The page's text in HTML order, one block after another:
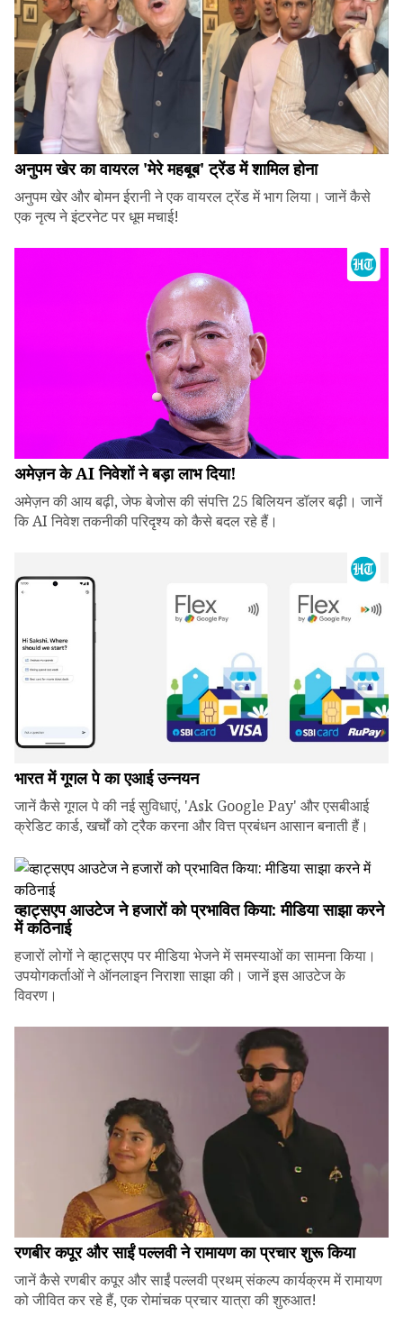
अनुपम खेर का वायरल 'मेरे महबूब' ट्रेंड में शामिल होना
अनुपम खेर और बोमन ईरानी ने एक वायरल ट्रेंड में भाग लिया। जानें कैसे
एक नृत्य ने इंटरनेट पर धूम मचाई!
अमेज़न के AI निवेशों ने बड़ा लाभ दिया!
अमेज़न की आय बढ़ी, जेफ बेजोस की संपत्ति 25 बिलियन डॉलर बढ़ी। जानें
कि AI निवेश तकनीकी परिदृश्य को कैसे बदल रहे हैं।
भारत में गूगल पे का एआई उन्नयन
जानें कैसे गूगल पे की नई सुविधाएं, 'Ask Google Pay' और एसबीआई
क्रेडिट कार्ड, खर्चों को ट्रैक करना और वित्त प्रबंधन आसान बनाती हैं।
व्हाट्सएप आउटेज ने हजारों को प्रभावित किया: मीडिया साझा करने
में कठिनाई
हजारों लोगों ने व्हाट्सएप पर मीडिया भेजने में समस्याओं का सामना किया।
उपयोगकर्ताओं ने ऑनलाइन निराशा साझा की। जानें इस आउटेज के
विवरण।
रणबीर कपूर और साईं पल्लवी ने रामायण का प्रचार शुरू किया
जानें कैसे रणबीर कपूर और साईं पल्लवी प्रथम् संकल्प कार्यक्रम में रामायण
को जीवित कर रहे हैं, एक रोमांचक प्रचार यात्रा की शुरुआत!